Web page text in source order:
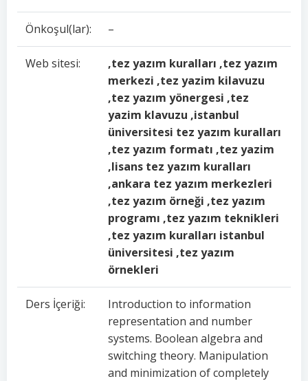
Önkoşul(lar): –
Web sitesi:
,tez yazım kuralları ,tez yazım
merkezi ,tez yazim kilavuzu
,tez yazım yönergesi ,tez
yazim klavuzu ,istanbul
üniversitesi tez yazım kuralları
,tez yazım formatı ,tez yazim
,lisans tez yazım kuralları
,ankara tez yazım merkezleri
,tez yazım örneği ,tez yazım
programı ,tez yazım teknikleri
,tez yazım kuralları istanbul
üniversitesi ,tez yazım
örnekleri
Ders İçeriği:
Introduction to information
representation and number
systems. Boolean algebra and
switching theory. Manipulation
and minimization of completely